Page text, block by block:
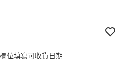
位填寫可收貨日期